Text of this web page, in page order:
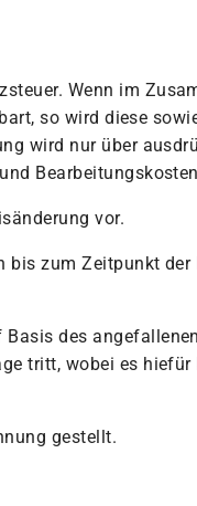
Wenn im
so wird diese
wird nur über
vor.
zum Zeitpunkt
des
tritt, wobei es
gestellt.